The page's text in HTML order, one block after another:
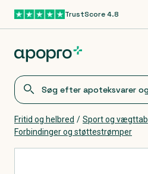
Gå til hovedindholdTrustScore 4.8
Fritid og helbred / Sport og vægttab
Forbindinger og støttestrømper